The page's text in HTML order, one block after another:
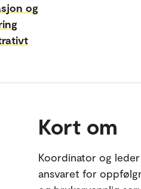
og
Kort om
Koordinator og
ansvaret for